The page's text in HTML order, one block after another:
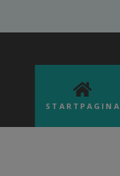
STARTPAGINA